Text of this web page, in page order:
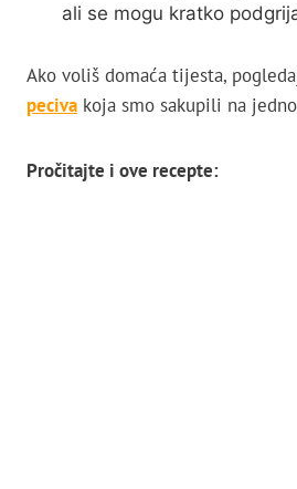
ali se mogu kratko
Ako voliš domaća tijesta,
peciva koja smo sakupili na
Pročitajte i ove recepte: